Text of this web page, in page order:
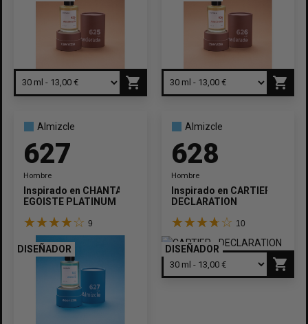
shopping_cart shopping_cart
Almizcle
627
Hombre
Inspirado en CHANTAL
EGOISTE PLATINUM
9
DISEÑADOR
Almizcle
628
Hombre
Inspirado en CARTIER
DECLARATION
10
DISEÑADOR
shopping_cart